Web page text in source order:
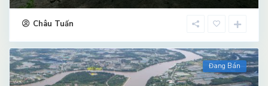
Châu Tuấn
Đang Bán